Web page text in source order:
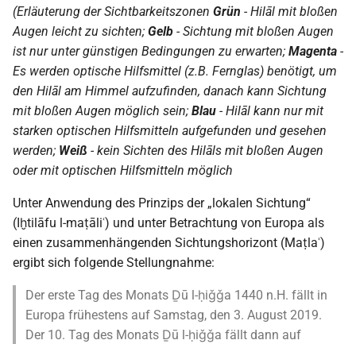
(Erläuterung der Sichtbarkeitszonen Grün - Hilāl mit bloßen
Augen leicht zu sichten; Gelb - Sichtung mit bloßen Augen
ist nur unter günstigen Bedingungen zu erwarten; Magenta -
Es werden optische Hilfsmittel (z.B. Fernglas) benötigt, um
den Hilāl am Himmel aufzufinden, danach kann Sichtung
mit bloßen Augen möglich sein; Blau - Hilāl kann nur mit
starken optischen Hilfsmitteln aufgefunden und gesehen
werden; Weiß - kein Sichten des Hilāls mit bloßen Augen
oder mit optischen Hilfsmitteln möglich
Unter Anwendung des Prinzips der „lokalen Sichtung“
(Iḫtilāfu l-maṭāliʿ) und unter Betrachtung von Europa als
einen zusammenhängenden Sichtungshorizont (Maṭlaʿ)
ergibt sich folgende Stellungnahme:
Der erste Tag des Monats Ḏū l-ḥiǧǧa 1440 n.H. fällt in
Europa frühestens auf Samstag, den 3. August 2019.
Der 10. Tag des Monats Ḏū l-ḥiǧǧa fällt dann auf